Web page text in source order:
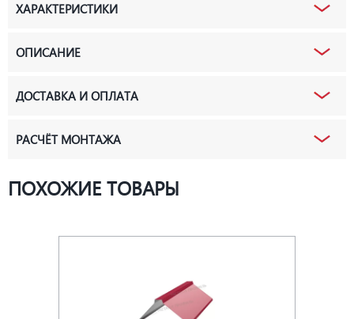
ХАРАКТЕРИСТИКИ
ОПИСАНИЕ
ДОСТАВКА И ОПЛАТА
РАСЧЁТ МОНТАЖА
ПОХОЖИЕ ТОВАРЫ